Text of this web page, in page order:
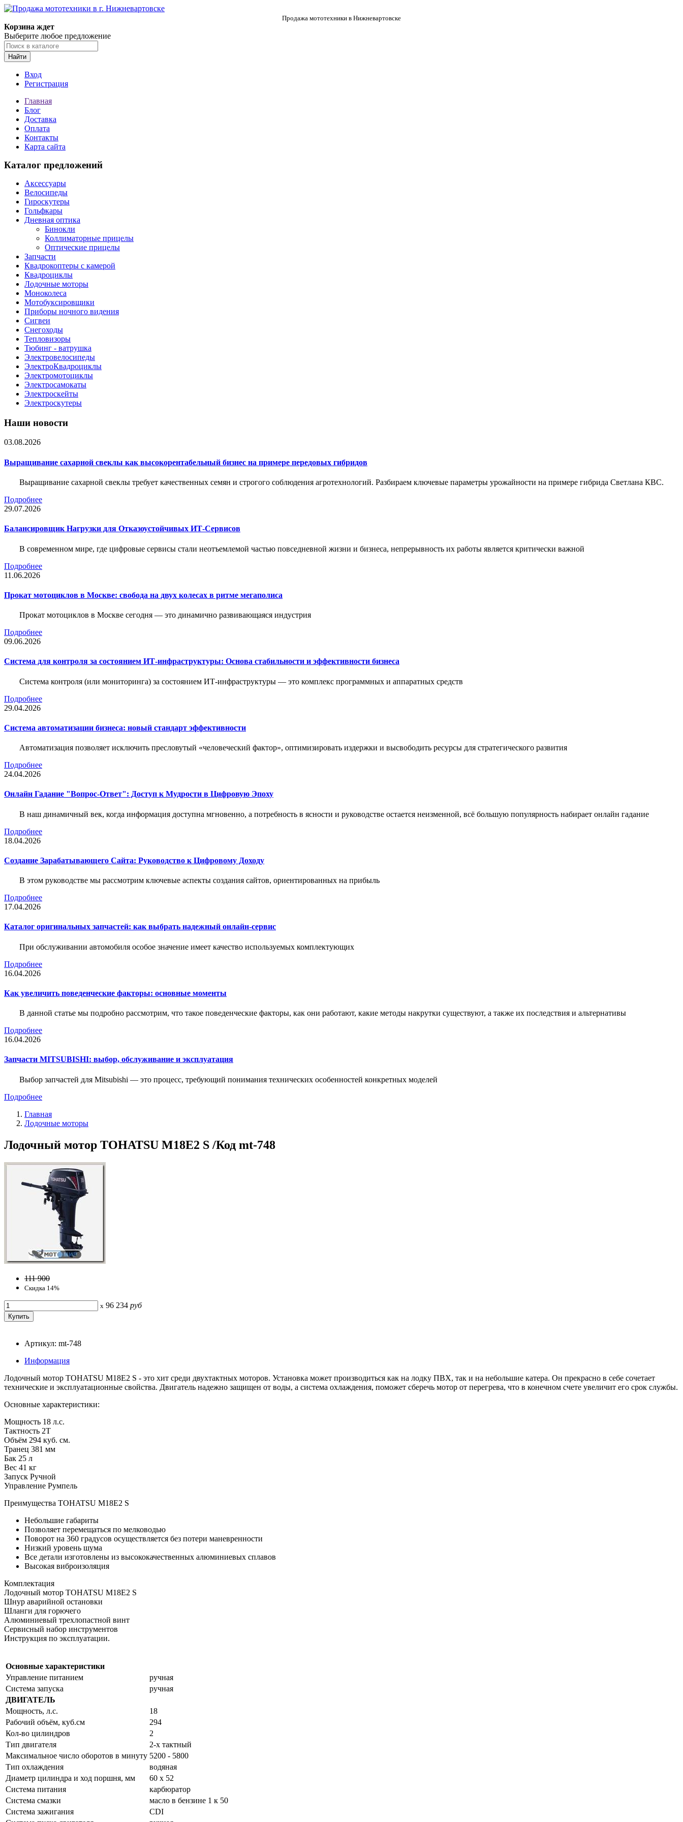
Продажа мототехники в Нижневартовске
Корзина ждет
Выберите любое предложение
Найти
Вход
Регистрация
Главная
Блог
Доставка
Оплата
Контакты
Карта сайта
Каталог предложений
Аксессуары
Велосипеды
Гироскутеры
Гольфкары
Дневная оптика
Бинокли
Коллиматорные прицелы
Оптические прицелы
Запчасти
Квадрокоптеры с камерой
Квадроциклы
Лодочные моторы
Моноколеса
Мотобуксировщики
Приборы ночного видения
Сигвеи
Снегоходы
Тепловизоры
Тюбинг - ватрушка
Электровелосипеды
ЭлектроКвадроциклы
Электромотоциклы
Электросамокаты
Электроскейты
Электроскутеры
Наши новости
03.08.2026
Выращивание сахарной свеклы как высокорентабельный бизнес на примере передовых гибридов
Выращивание сахарной свеклы требует качественных семян и строгого соблюдения агротехнологий. Разбираем ключевые параметры урожайности на примере гибрида Светлана КВС.
Подробнее
29.07.2026
Балансировщик Нагрузки для Отказоустойчивых ИТ-Сервисов
В современном мире, где цифровые сервисы стали неотъемлемой частью повседневной жизни и бизнеса, непрерывность их работы является критически важной
Подробнее
11.06.2026
Прокат мотоциклов в Москве: свобода на двух колесах в ритме мегаполиса
Прокат мотоциклов в Москве сегодня — это динамично развивающаяся индустрия
Подробнее
09.06.2026
Система для контроля за состоянием ИТ-инфраструктуры: Основа стабильности и эффективности бизнеса
Система контроля (или мониторинга) за состоянием ИТ-инфраструктуры — это комплекс программных и аппаратных средств
Подробнее
29.04.2026
Система автоматизации бизнеса: новый стандарт эффективности
Автоматизация позволяет исключить пресловутый «человеческий фактор», оптимизировать издержки и высвободить ресурсы для стратегического развития
Подробнее
24.04.2026
Онлайн Гадание "Вопрос-Ответ": Доступ к Мудрости в Цифровую Эпоху
В наш динамичный век, когда информация доступна мгновенно, а потребность в ясности и руководстве остается неизменной, всё большую популярность набирает онлайн гадание
Подробнее
18.04.2026
Создание Зарабатывающего Сайта: Руководство к Цифровому Доходу
В этом руководстве мы рассмотрим ключевые аспекты создания сайтов, ориентированных на прибыль
Подробнее
17.04.2026
Каталог оригинальных запчастей: как выбрать надежный онлайн-сервис
При обслуживании автомобиля особое значение имеет качество используемых комплектующих
Подробнее
16.04.2026
Как увеличить поведенческие факторы: основные моменты
В данной статье мы подробно рассмотрим, что такое поведенческие факторы, как они работают, какие методы накрутки существуют, а также их последствия и альтернативы
Подробнее
16.04.2026
Запчасти MITSUBISHI: выбор, обслуживание и эксплуатация
Выбор запчастей для Mitsubishi — это процесс, требующий понимания технических особенностей конкретных моделей
Подробнее
Главная
Лодочные моторы
Лодочный мотор TOHATSU M18E2 S /Код mt-748
111 900
Скидка 14%
x 96 234 руб
Артикул: mt-748
Информация
Лодочный мотор TOHATSU M18E2 S - это хит среди двухтактных моторов. Установка может производиться как на лодку ПВХ, так и на небольшие катера. Он прекрасно в себе сочетает
технические и эксплуатационные свойства. Двигатель надежно защищен от воды, а система охлаждения, поможет сберечь мотор от перегрева, что в конечном счете увеличит его срок службы.
Основные характеристики:
Мощность 18 л.с.
Тактность 2Т
Объём 294 куб. см.
Транец 381 мм
Бак 25 л
Вес 41 кг
Запуск Ручной
Управление Румпель
Преимущества TOHATSU M18E2 S
Небольшие габариты
Позволяет перемещаться по мелководью
Поворот на 360 градусов осуществляется без потери маневренности
Низкий уровень шума
Все детали изготовлены из высококачественных алюминиевых сплавов
Высокая виброизоляция
Комплектация
Лодочный мотор TOHATSU M18E2 S
Шнур аварийной остановки
Шланги для горючего
Алюминиевый трехлопастной винт
Сервисный набор инструментов
Инструкция по эксплуатации.
Основные характеристики
Управление питанием
ручная
Система запуска
ручная
ДВИГАТЕЛЬ
Мощность, л.с.
18
Рабочий объём, куб.см
294
Кол-во цилиндров
2
Тип двигателя
2-х тактный
Максимальное число оборотов в минуту 5200 - 5800
Тип охлаждения
водяная
Диаметр цилиндра и ход поршня, мм
60 х 52
Система питания
карбюратор
Система смазки
масло в бензине 1 к 50
Система зажигания
CDI